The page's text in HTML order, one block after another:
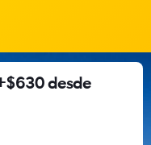
desde